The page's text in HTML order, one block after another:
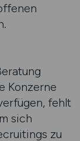
Konzerne
fehlt
sich
zu